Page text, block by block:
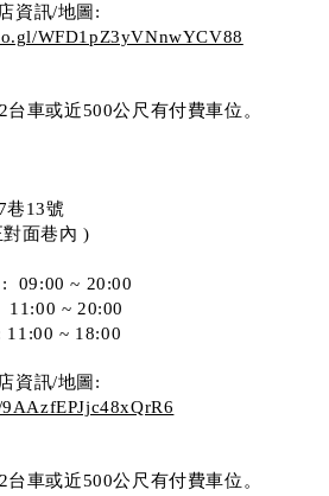
資訊/地圖:
WFD1pZ3yVNnwYCV88
台車或近500公尺有付費車位。
巷13號
對面巷內 )
:  09:00 ~ 20:00
11:00 ~ 20:00
11:00 ~ 18:00
資訊/地圖:
台車或近500公尺有付費車位。